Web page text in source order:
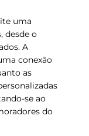
uma
desde o
A
conexão
as
se ao
do